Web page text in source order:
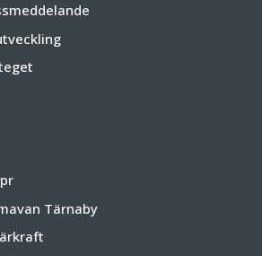
Tärnaby